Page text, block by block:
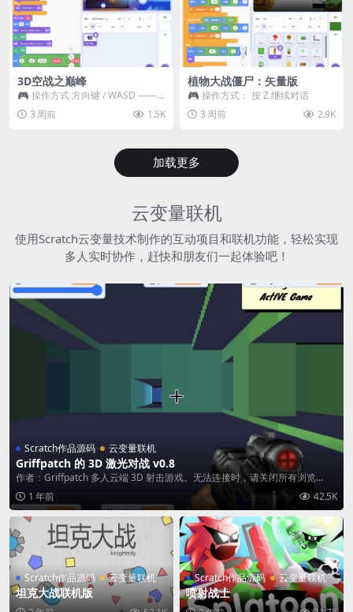
3D空战之巅峰
🎮 操作方式 方向键 / WASD ——
移动 Z / K —— 射击 / 攻击...
3 周前 1.5K
植物大战僵尸：矢量版
🎮 操作方式： 按 Z 继续对话
3 周前
2.9K
加载更多
云变量联机
使用Scratch云变量技术制作的互动项目和联机功能，轻松实现
多人实时协作，赶快和朋友们一起体验吧！
Scratch作品源码 云变量联机
Griffpatch 的 3D 激光对战 v0.8
作者：Griffpatch 多人云端 3D 射击游戏。无法连接时，请关闭所有浏览...
1 年前
42.5K
Scratch作品源码 云变量联机
坦克大战联机版
Scratch作品源码 云变量联机
喷射战士